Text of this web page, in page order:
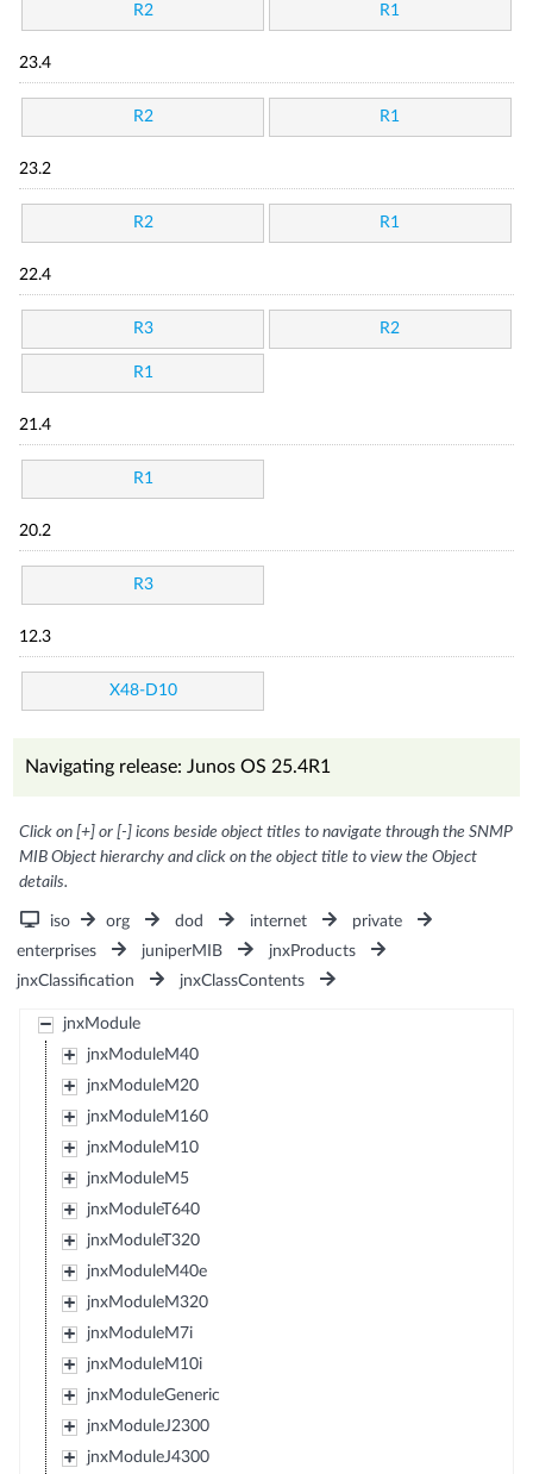
R2 R1
23.4
R2 R1
23.2
R2 R1
22.4
R3 R2
R1
21.4
R1
20.2
R3
12.3
X48-D10
Navigating release: Junos OS 25.4R1
Click on [+] or [-] icons beside object titles to navigate through the SNMP
MIB Object hierarchy and click on the object title to view the Object
details.
iso org dod internet
private
enterprises
juniperMIB
jnxProducts
jnxClassification
jnxClassContents
jnxModule
jnxModuleM40
jnxModuleM20
jnxModuleM160
jnxModuleM10
jnxModuleM5
jnxModuleT640
jnxModuleT320
jnxModuleM40e
jnxModuleM320
jnxModuleM7i
jnxModuleM10i
jnxModuleGeneric
jnxModuleJ2300
jnxModuleJ4300